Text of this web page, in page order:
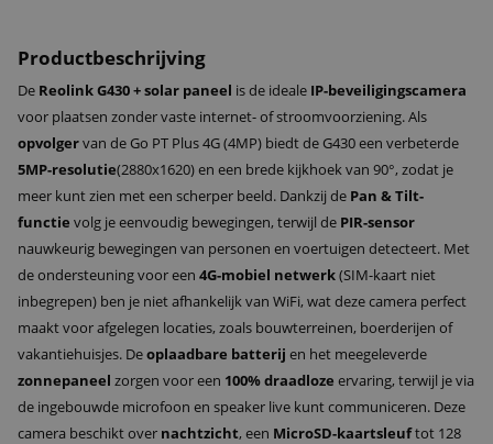
Productbeschrijving
De Reolink G430 + solar paneel is de ideale IP-beveiligingscamera
voor plaatsen zonder vaste internet- of stroomvoorziening. Als
opvolgervan de Go PT Plus 4G (4MP) biedt de G430 een verbeterde
5MP-resolutie(2880x1620) en een brede kijkhoek van 90°, zodat je
meer kunt zien met een scherper beeld. Dankzij de Pan & Tilt-
functie volg je eenvoudig bewegingen, terwijl de PIR-sensor
nauwkeurig bewegingen van personen en voertuigen detecteert. Met
de ondersteuning voor een 4G-mobiel netwerk(SIM-kaart niet
inbegrepen) ben je niet afhankelijk van WiFi, wat deze camera perfect
maakt voor afgelegen locaties, zoals bouwterreinen, boerderijen of
vakantiehuisjes. Deoplaadbare batterij en het meegeleverde
zonnepaneel zorgen voor een 100% draadloze ervaring, terwijl je via
de ingebouwde microfoon en speaker live kunt communiceren. Deze
camera beschikt over nachtzicht, een MicroSD-kaartsleuftot 128